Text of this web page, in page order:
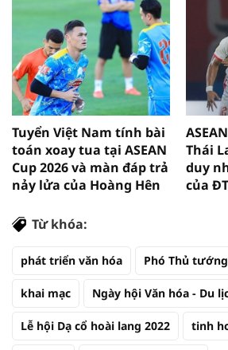
Tuyển Việt Nam tính bài
toán xoay tua tại ASEAN
Cup 2026 và màn đáp trả
nảy lửa của Hoàng Hên
Thái
duy
của
Từ khóa:
phát triển văn hóa Phó Thủ
khai mạc Ngày hội Văn hóa - Du
Lễ hội Dạ cổ hoài lang 2022 tinh